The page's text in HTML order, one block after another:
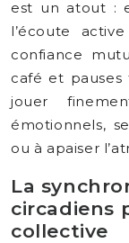
est un atout :
l’écoute
confiance
café et
jouer
émotionnels,
ou à apaiser
La
circadiens
collective